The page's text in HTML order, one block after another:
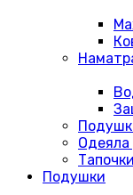
Одеяла
Подушки